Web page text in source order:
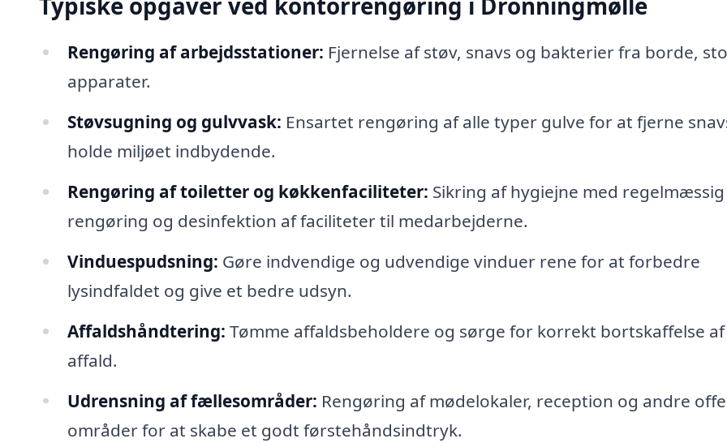
Rengøring af arbejdsstationer: Fjernelse af støv, snavs og bakterier fra borde,
apparater.
Støvsugning og gulvvask: Ensartet rengøring af alle typer gulve for at fjerne
holde miljøet indbydende.
Rengøring af toiletter og køkkenfaciliteter: Sikring af hygiejne med regelmæssig
rengøring og desinfektion af faciliteter til medarbejderne.
Vinduespudsning: Gøre indvendige og udvendige vinduer rene for at forbedre
lysindfaldet og give et bedre udsyn.
Affaldshåndtering: Tømme affaldsbeholdere og sørge for korrekt bortskaffelse af
affald.
Udrensning af fællesområder: Rengøring af mødelokaler, reception og andre
områder for at skabe et godt førstehåndsindtryk.